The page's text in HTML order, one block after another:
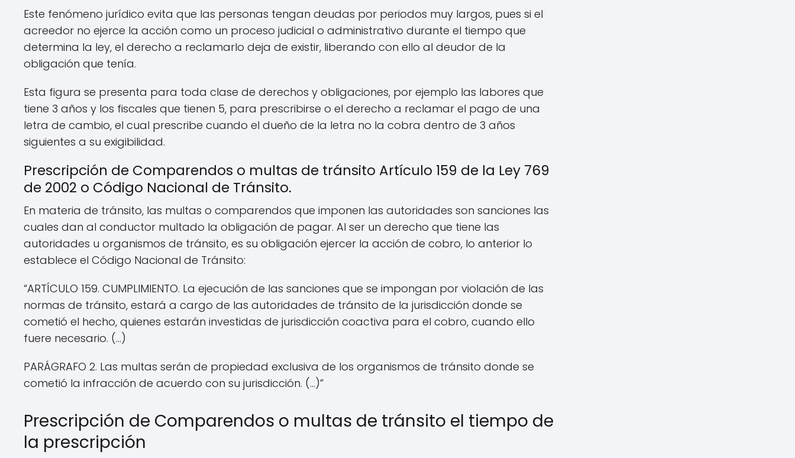
Este fenómeno jurídico evita que las personas tengan deudas por periodos muy largos, pues si el
acreedor no ejerce la acción como un proceso judicial o administrativo durante el tiempo que
determina la ley, el derecho a reclamarlo deja de existir, liberando con ello al deudor de la
obligación que tenía.
Esta figura se presenta para toda clase de derechos y obligaciones, por ejemplo las labores que
tiene 3 años y los fiscales que tienen 5, para prescribirse o el derecho a reclamar el pago de una
letra de cambio, el cual prescribe cuando el dueño de la letra no la cobra dentro de 3 años
siguientes a su exigibilidad.
Prescripción de Comparendos o multas de tránsito Artículo 159 de la Ley 769
de 2002 o Código Nacional de Tránsito.
En materia de tránsito, las multas o comparendos que imponen las autoridades son sanciones las
cuales dan al conductor multado la obligación de pagar. Al ser un derecho que tiene las
autoridades u organismos de tránsito, es su obligación ejercer la acción de cobro, lo anterior lo
establece el Código Nacional de Tránsito:
“ARTÍCULO 159. CUMPLIMIENTO. La ejecución de las sanciones que se impongan por violación de las
normas de tránsito, estará a cargo de las autoridades de tránsito de la jurisdicción donde se
cometió el hecho, quienes estarán investidas de jurisdicción coactiva para el cobro, cuando ello
fuere necesario. (…)
PARÁGRAFO 2. Las multas serán de propiedad exclusiva de los organismos de tránsito donde se
cometió la infracción de acuerdo con su jurisdicción. (…)”
Prescripción de Comparendos o multas de tránsito el tiempo de
la prescripción